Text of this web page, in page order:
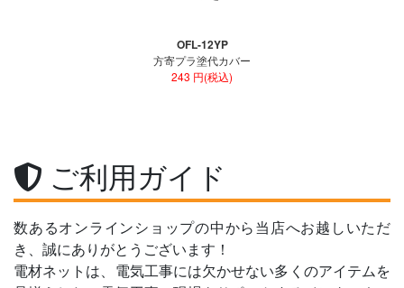
OFL-12YP
方寄プラ塗代カバー
243 円(税込)
ご利用ガイド
数あるオンラインショップの中から当店へお越しいただ
き、誠にありがとうございます！
電材ネットは、電気工事には欠かせない多くのアイテムを